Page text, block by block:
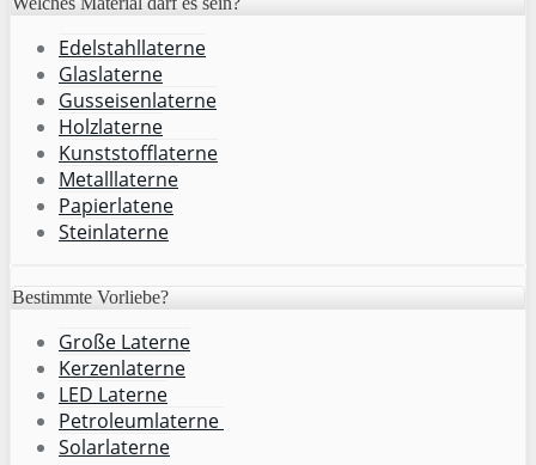
Edelstahllaterne
Glaslaterne
Gusseisenlaterne
Holzlaterne
Kunststofflaterne
Metalllaterne
Papierlatene
Steinlaterne
Bestimmte Vorliebe?
Große Laterne
Kerzenlaterne
LED Laterne
Petroleumlaterne
Solarlaterne